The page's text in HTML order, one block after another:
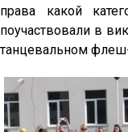
права какой
поучаствовали в
танцевальном